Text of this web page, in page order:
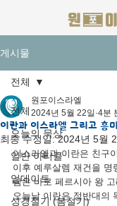
게시물
전체
오늘의 묵상
일반 아티클
업데이트
성경절기 (봄절기)
전체
이란과 이스라엘 그리고 흥
원포이스라엘
2024년 5월 22일 4분
최종 수정일:2024년 5월
이스라엘과 이란은 친구
이후 예루살렘 재건을
람은 바로 페르시아 왕
오늘날 이란은 정반대의